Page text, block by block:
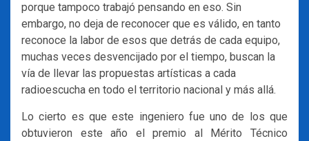
porque tampoco trabajó pensando en eso. Sin
embargo, no deja de reconocer que es válido, en tanto
reconoce la labor de esos que detrás de cada equipo,
muchas veces desvencijado por el tiempo, buscan la
vía de llevar las propuestas artísticas a cada
radioescucha en todo el territorio nacional y más allá.
Lo cierto es que este ingeniero fue uno de los que
obtuvieron este año el premio al Mérito Técnico